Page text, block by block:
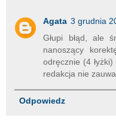
Agata 3 grudnia
Głupi błąd, ale
nanoszący
odręcznie (4
redakcja nie
Odpowiedz